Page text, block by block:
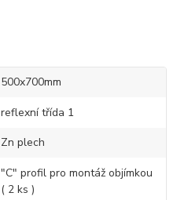
500x700mm
reflexní třída 1
Zn plech
"C" profil pro montáž objímkou
( 2 ks )